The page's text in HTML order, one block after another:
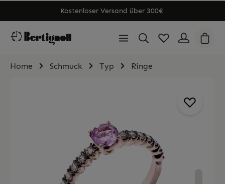
Kostenloser Versand über 300€
Home Schmuck Typ Ringe